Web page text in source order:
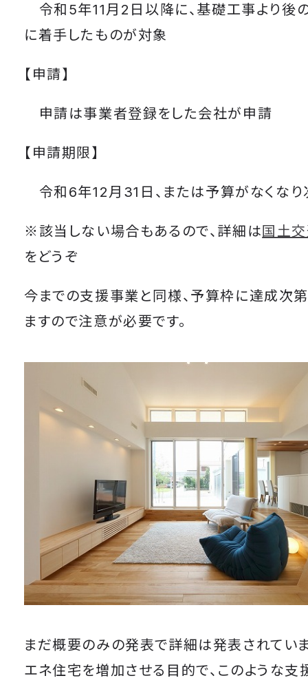
令和5年11月2日以降に、基礎工事より後
に着手したものが対象
【申請】
申請は事業者登録をした会社が申請
【申請期限】
令和6年12月31日、または予算がなくな
※該当しない場合もあるので、詳細は 国土
をどうぞ
今までの支援事業と同様、予算枠に達成次
ますので注意が必要です。
まだ概要のみの発表で詳細は発表されてい
エネ住宅を増加させる目的で、このような支